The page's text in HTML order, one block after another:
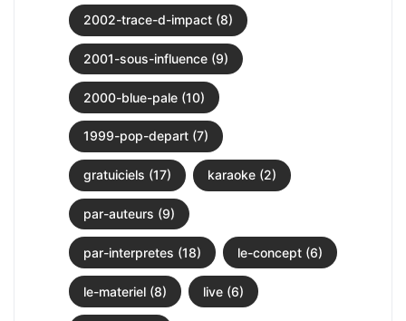
2002-trace-d-impact (8)
2001-sous-influence (9)
2000-blue-pale (10)
1999-pop-depart (7)
gratuiciels (17) karaoke (2)
par-auteurs (9)
par-interpretes (18) le-concept (6)
le-materiel (8) live (6)